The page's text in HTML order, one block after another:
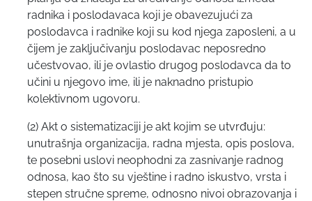
radnika i poslodavaca koji je obavezujući za
poslodavca i radnike koji su kod njega zaposleni, a u
čijem je zaključivanju poslodavac neposredno
učestvovao, ili je ovlastio drugog poslodavca da to
učini u njegovo ime, ili je naknadno pristupio
kolektivnom ugovoru.
(2) Akt o sistematizaciji je akt kojim se utvrđuju:
unutrašnja organizacija, radna mjesta, opis poslova,
te posebni uslovi neophodni za zasnivanje radnog
odnosa, kao što su vještine i radno iskustvo, vrsta i
stepen stručne spreme, odnosno nivoi obrazovanja i